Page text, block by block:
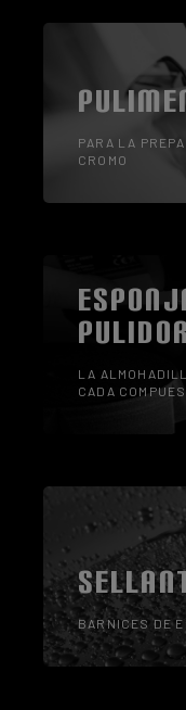
PARA LA
CROMO
LA
CADA
BARNICES DE